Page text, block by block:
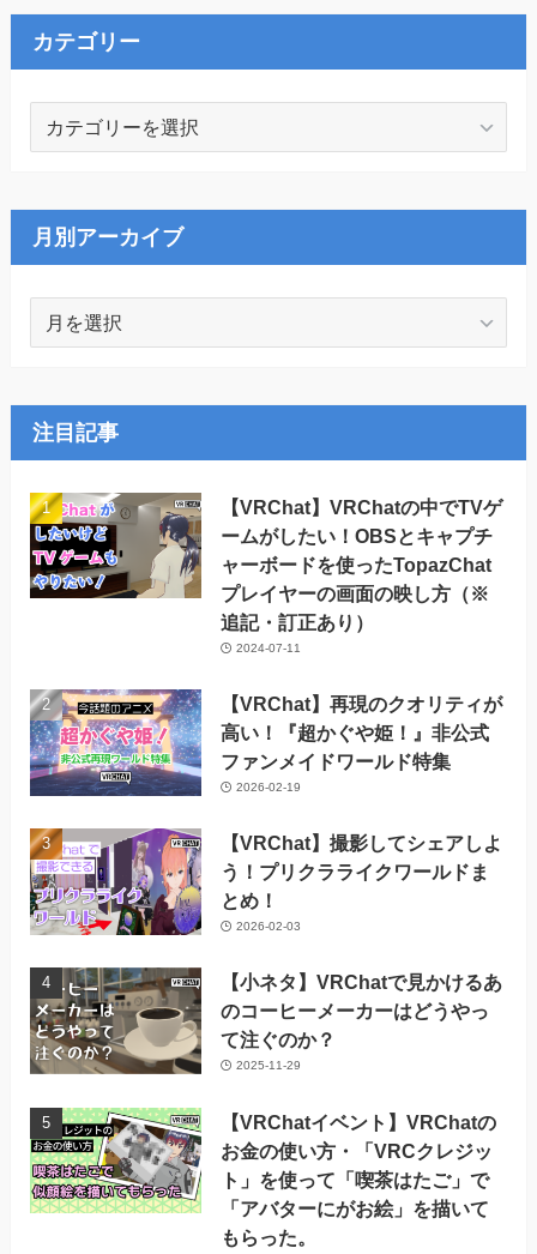
カテゴリー
リ
ー
月別アーカイブ
ー
カ
イ
ブ
注目記事
【VRChat】VRChatの中でTVゲ
ームがしたい！OBSとキャプチ
ャーボードを使ったTopazChat
プレイヤーの画面の映し方（※
追記・訂正あり）
2024-07-11
【VRChat】再現のクオリティが
高い！『超かぐや姫！』非公式
ファンメイドワールド特集
2026-02-19
【VRChat】撮影してシェアしよ
う！プリクラライクワールドま
とめ！
2026-02-03
【小ネタ】VRChatで見かけるあ
のコーヒーメーカーはどうやっ
て注ぐのか？
2025-11-29
【VRChatイベント】VRChatの
お金の使い方・「VRCクレジッ
ト」を使って「喫茶はたご」で
「アバターにがお絵」を描いて
もらった。